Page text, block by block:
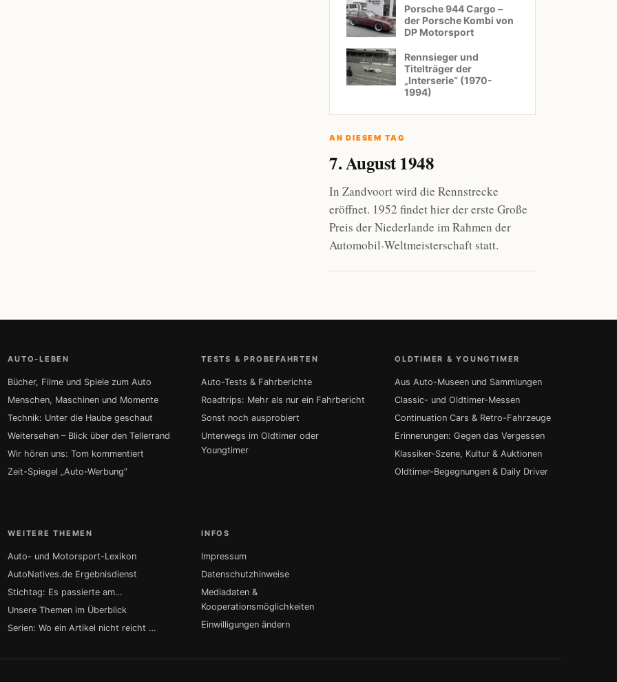
Porsche 944 Cargo –
der Porsche Kombi von
DP Motorsport
Rennsieger und
Titelträger der
„Interserie“ (1970-
1994)
AN DIESEM TAG
7. August 1948
In Zandvoort wird die Rennstrecke
eröffnet. 1952 findet hier der erste Große
Preis der Niederlande im Rahmen der
Automobil-Weltmeisterschaft statt.
AUTO-LEBEN
Bücher, Filme und Spiele zum Auto
Menschen, Maschinen und Momente
Technik: Unter die Haube geschaut
Weitersehen – Blick über den Tellerrand
Wir hören uns: Tom kommentiert
Zeit-Spiegel „Auto-Werbung“
TESTS & PROBEFAHRTEN
Auto-Tests & Fahrberichte
Roadtrips: Mehr als nur ein Fahrbericht
Sonst noch ausprobiert
Unterwegs im Oldtimer oder
Youngtimer
OLDTIMER & YOUNGTIMER
Aus Auto-Museen und Sammlungen
Classic- und Oldtimer-Messen
Continuation Cars & Retro-Fahrzeuge
Erinnerungen: Gegen das Vergessen
Klassiker-Szene, Kultur & Auktionen
Oldtimer-Begegnungen & Daily Driver
WEITERE THEMEN
Auto- und Motorsport-Lexikon
AutoNatives.de Ergebnisdienst
Stichtag: Es passierte am…
Unsere Themen im Überblick
Serien: Wo ein Artikel nicht reicht …
INFOS
Impressum
Datenschutzhinweise
Mediadaten &
Kooperationsmöglichkeiten
Einwilligungen ändern